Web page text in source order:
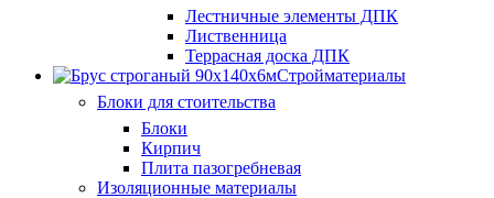
Лестничные элементы ДПК
Лиственница
Террасная доска ДПК
Стройматериалы
Блоки для стоительства
Блоки
Кирпич
Плита пазогребневая
Изоляционные материалы